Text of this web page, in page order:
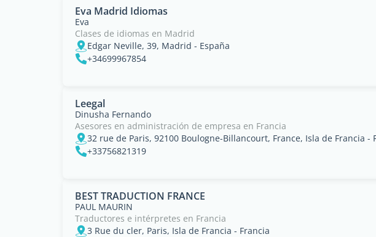
Eva Madrid Idiomas
Eva
Clases de idiomas en Madrid
Edgar Neville, 39, Madrid - España
+34699967854
Leegal
Dinusha Fernando
Asesores en administración de empresa en Francia
+33756821319
BEST TRADUCTION FRANCE
PAUL MAURIN
Traductores e intérpretes en Francia
3 Rue du cler, Paris, Isla de Francia - Francia